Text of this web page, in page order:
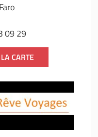
09 29
CARTE